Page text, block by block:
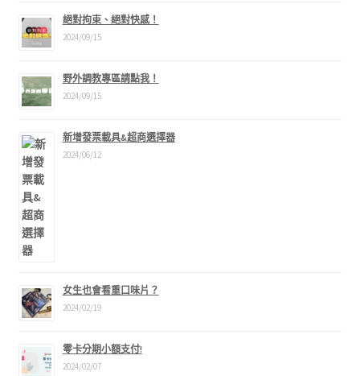
絕對拘束、絕對快感！
2024/09/15
野外調教專區請點我！
2024/09/15
新增發票載具&超商選擇器
2024/06/12
女生也會看重口味片？
2024/02/19
零卡分期小額支付!
2024/02/07